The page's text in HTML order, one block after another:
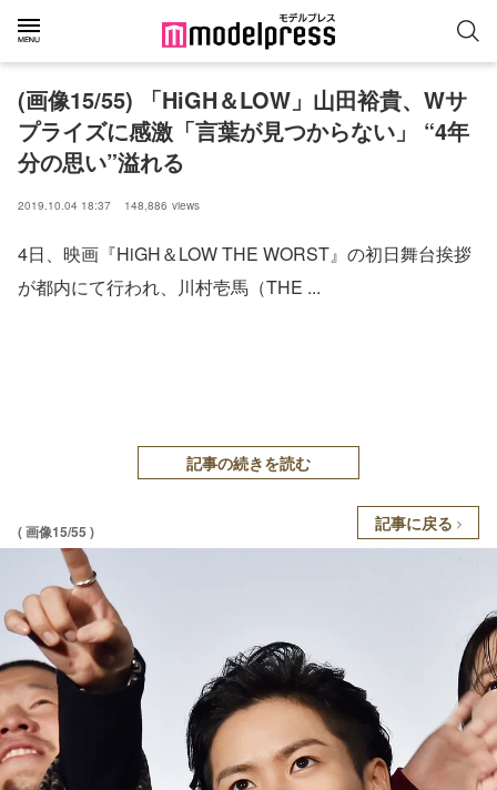
(画像15/55) 「HiGH＆LOW」山田裕貴、Wサ
プライズに感激「言葉が見つからない」 “4年
分の思い”溢れる
2019.10.04 18:37 148,886 views
4日、映画『HiGH＆LOW THE WORST』の初日舞台挨拶
が都内にて行われ、川村壱馬（THE ...
記事の続きを読む
( 画像15/55 ) 記事に戻る